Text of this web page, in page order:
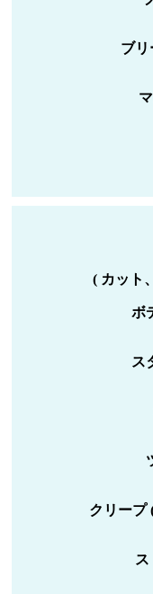
ブリ
( カット
ボ
ス
クリープ
ス